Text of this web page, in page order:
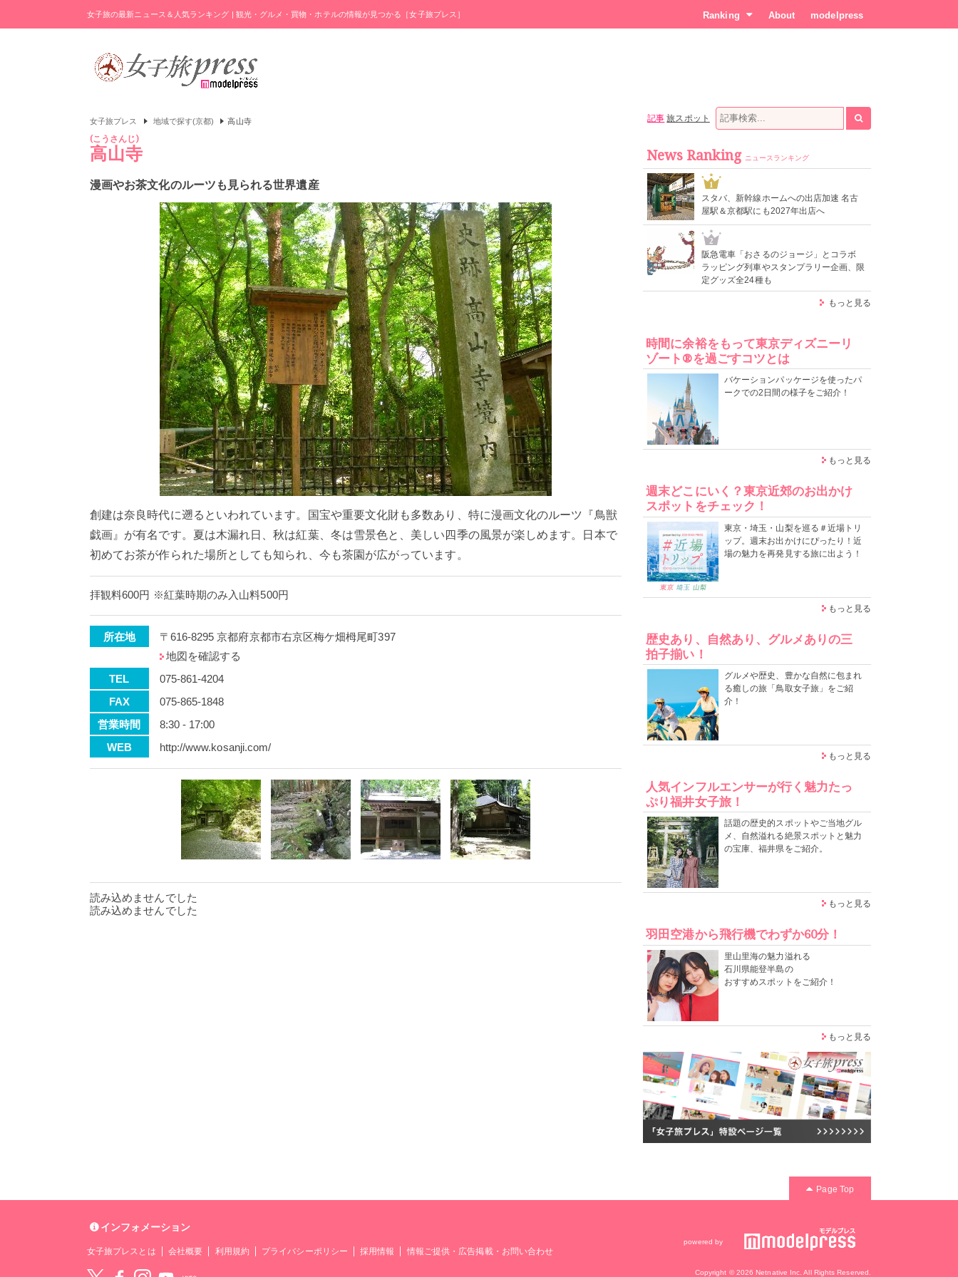
女子旅の最新ニュース＆人気ランキング | 観光・グルメ・買物・ホテルの情報が見つかる［女子旅プレス］ Ranking About modelpress
女子旅プレス 地域で探す(京都) 高山寺
高山寺
こうさんじ
漫画やお茶文化のルーツも見られる世界遺産
創建は奈良時代に遡るといわれています。国宝や重要文化財も多数あり、特に漫画文化のルーツ『鳥獣
戯画』が有名です。夏は木漏れ日、秋は紅葉、冬は雪景色と、美しい四季の風景が楽しめます。日本で
初めてお茶が作られた場所としても知られ、今も茶園が広がっています。
拝観料600円 ※紅葉時期のみ入山料500円
所在地
〒616-8295 京都府京都市右京区梅ケ畑栂尾町397
地図を確認する
TEL
075-861-4204
FAX
075-865-1848
営業時間
8:30 - 17:00
WEB
http://www.kosanji.com/
読み込めませんでした
読み込めませんでした
記事 旅スポット
News Ranking ニュースランキング
1
スタバ、新幹線ホームへの出店加速 名古
屋駅＆京都駅にも2027年出店へ
2
阪急電車「おさるのジョージ」とコラボ
ラッピング列車やスタンプラリー企画、限
定グッズ全24種も
もっと見る
時間に余裕をもって東京ディズニーリ
ゾート®を過ごすコツとは
バケーションパッケージを使ったパ
ークでの2日間の様子をご紹介！
もっと見る
週末どこにいく？東京近郊のお出かけ
スポットをチェック！
東京・埼玉・山梨を巡る＃近場トリ
ップ。週末お出かけにぴったり！近
場の魅力を再発見する旅に出よう！
もっと見る
歴史あり、自然あり、グルメありの三
拍子揃い！
グルメや歴史、豊かな自然に包まれ
る癒しの旅「鳥取女子旅」をご紹
介！
もっと見る
人気インフルエンサーが行く魅力たっ
ぷり福井女子旅！
話題の歴史的スポットやご当地グル
メ、自然溢れる絶景スポットと魅力
の宝庫、福井県をご紹介。
もっと見る
羽田空港から飛行機でわずか60分！
里山里海の魅力溢れる
石川県能登半島の
おすすめスポットをご紹介！
もっと見る
Page Top
インフォメーション
女子旅プレスとは 会社概要 利用規約 プライバシーポリシー 採用情報 情報ご提供・広告掲載・お問い合わせ
Twitter FacebookinstagramYouTube
powered by
Copyright © 2026 Netnative Inc. All Rights Reserved.